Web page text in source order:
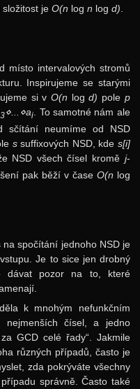
složitost jeO(n log n log d)
místo intervalových stromů
Inspirujeme se starými
si v O(n log d) pole p
3⋄...⋄ai . To samotné nám ale
sčítání neumíme od NSD
ssuffixových NSD, kde s[i]
NSD všech čísel kromě j-
pak běží v čase O(n log
spočítání jednoho NSD je
Je to sice jen drobný
dávat pozor na to, které
k mnohým nefunkčním
nejmenších čísel, a jedno
GCD celé řady“. Jakmile
různých případů, často je
zda pokrýváte všechny
správně. Často také